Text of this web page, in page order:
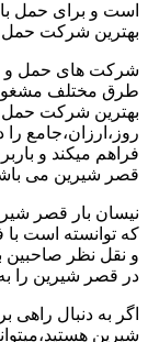
است و برای حمل
بهترین شرکت
شرکت های حمل و
طرق مختلف مشغول
بهترین شرکت
روز،ارزان،جامع
فراهم میکند و
قصر شیرین می
نیسان بار قصر
که توانسته است
و نقل نظر صاحبین
در قصر شیرین را
اگر به دنبال راهی
شیرین